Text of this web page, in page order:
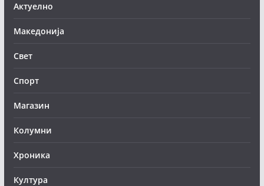
Актуелно
Македонија
Свет
Спорт
Магазин
Колумни
Хроника
Култура